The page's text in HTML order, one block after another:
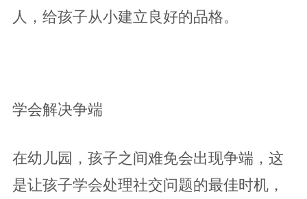
人，给孩子从小建立良好的品格。
学会解决争端
在幼儿园，孩子之间难免会出现争端，这
是让孩子学会处理社交问题的最佳时机，